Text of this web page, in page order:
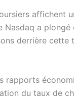
affichent
a plongé
derrière cette
rapports
du taux de